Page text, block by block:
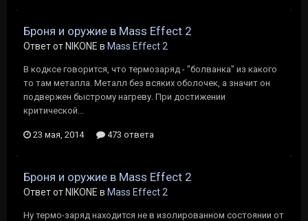
Броня и оружие в Mass Effect 2
Ответ от NIKONE в Mass Effect 2
В кодксе говорится, что термозаряд - "болванка" из какого
то там металла. Металл без всяких оболочек, а значит он
подвержен быстрому нагреву. При достижении
критической...
23 мая, 2014 473 ответа
Броня и оружие в Mass Effect 2
Ответ от NIKONE в Mass Effect 2
Ну термо-заряд находится не в изолированном состоянии от